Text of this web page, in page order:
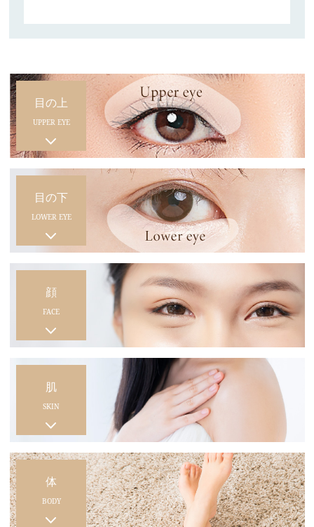
目の上
UPPER EYE
目の下
LOWER EYE
顔
FACE
肌
SKIN
体
BODY